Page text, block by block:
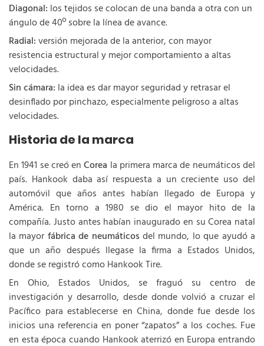
Diagonal: los tejidos se colocan de una banda a otra con un
ángulo de 40º sobre la línea de avance.
Radial:versión mejorada de la anterior, con mayor
resistencia estructural y mejor comportamiento a altas
velocidades.
Sin cámara: la idea es dar mayor seguridad y retrasar el
desinflado por pinchazo, especialmente peligroso a altas
velocidades.
Historia de la marca
En 1941 se creó enCorea la primera marca de neumáticos del
país. Hankook daba así respuesta a un creciente uso del
automóvil que años antes habían llegado de Europa y
América. En torno a 1980 se dio el mayor hito de la
compañía. Justo antes habían inaugurado en su Corea natal
la mayor fábrica de neumáticos del mundo, lo que ayudó a
que un año después llegase la firma a Estados Unidos,
donde se registró como Hankook Tire.
En Ohio, Estados Unidos, se fraguó su centro de
investigación y desarrollo, desde donde volvió a cruzar el
Pacífico para establecerse en China, donde fue desde los
inicios una referencia en poner “zapatos” a los coches. Fue
en esta época cuando Hankook aterrizó en Europa entrando